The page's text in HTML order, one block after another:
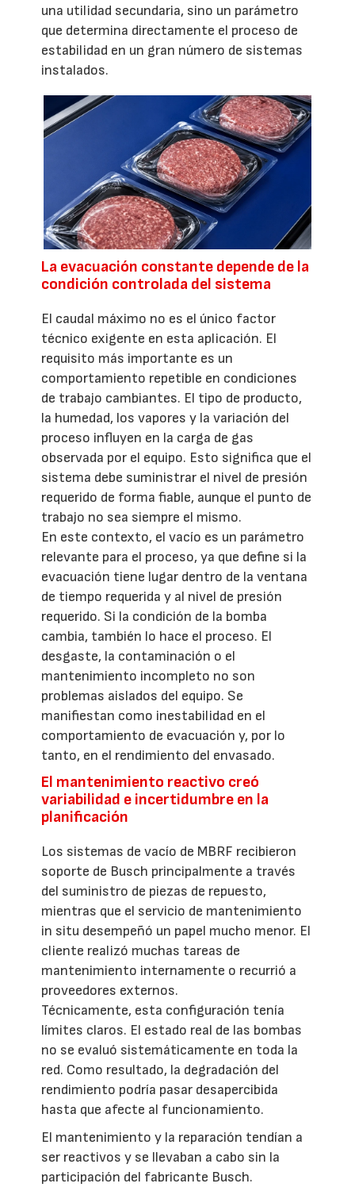
una utilidad secundaria, sino un parámetro
que determina directamente el proceso de
estabilidad en un gran número de sistemas
instalados.
La evacuación constante depende de la
condición controlada del sistema
El caudal máximo no es el único factor
técnico exigente en esta aplicación. El
requisito más importante es un
comportamiento repetible en condiciones
de trabajo cambiantes. El tipo de producto,
la humedad, los vapores y la variación del
proceso influyen en la carga de gas
observada por el equipo. Esto significa que el
sistema debe suministrar el nivel de presión
requerido de forma fiable, aunque el punto de
trabajo no sea siempre el mismo.
En este contexto, el vacío es un parámetro
relevante para el proceso, ya que define si la
evacuación tiene lugar dentro de la ventana
de tiempo requerida y al nivel de presión
requerido. Si la condición de la bomba
cambia, también lo hace el proceso. El
desgaste, la contaminación o el
mantenimiento incompleto no son
problemas aislados del equipo. Se
manifiestan como inestabilidad en el
comportamiento de evacuación y, por lo
tanto, en el rendimiento del envasado.
El mantenimiento reactivo creó
variabilidad e incertidumbre en la
planificación
Los sistemas de vacío de MBRF recibieron
soporte de Busch principalmente a través
del suministro de piezas de repuesto,
mientras que el servicio de mantenimiento
in situ desempeñó un papel mucho menor. El
cliente realizó muchas tareas de
mantenimiento internamente o recurrió a
proveedores externos.
Técnicamente, esta configuración tenía
límites claros. El estado real de las bombas
no se evaluó sistemáticamente en toda la
red. Como resultado, la degradación del
rendimiento podría pasar desapercibida
hasta que afecte al funcionamiento.
El mantenimiento y la reparación tendían a
ser reactivos y se llevaban a cabo sin la
participación del fabricante Busch.